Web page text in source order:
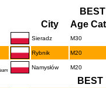
City Age
Sieradz M30
Rybnik M20
Namysłów M20
BEST